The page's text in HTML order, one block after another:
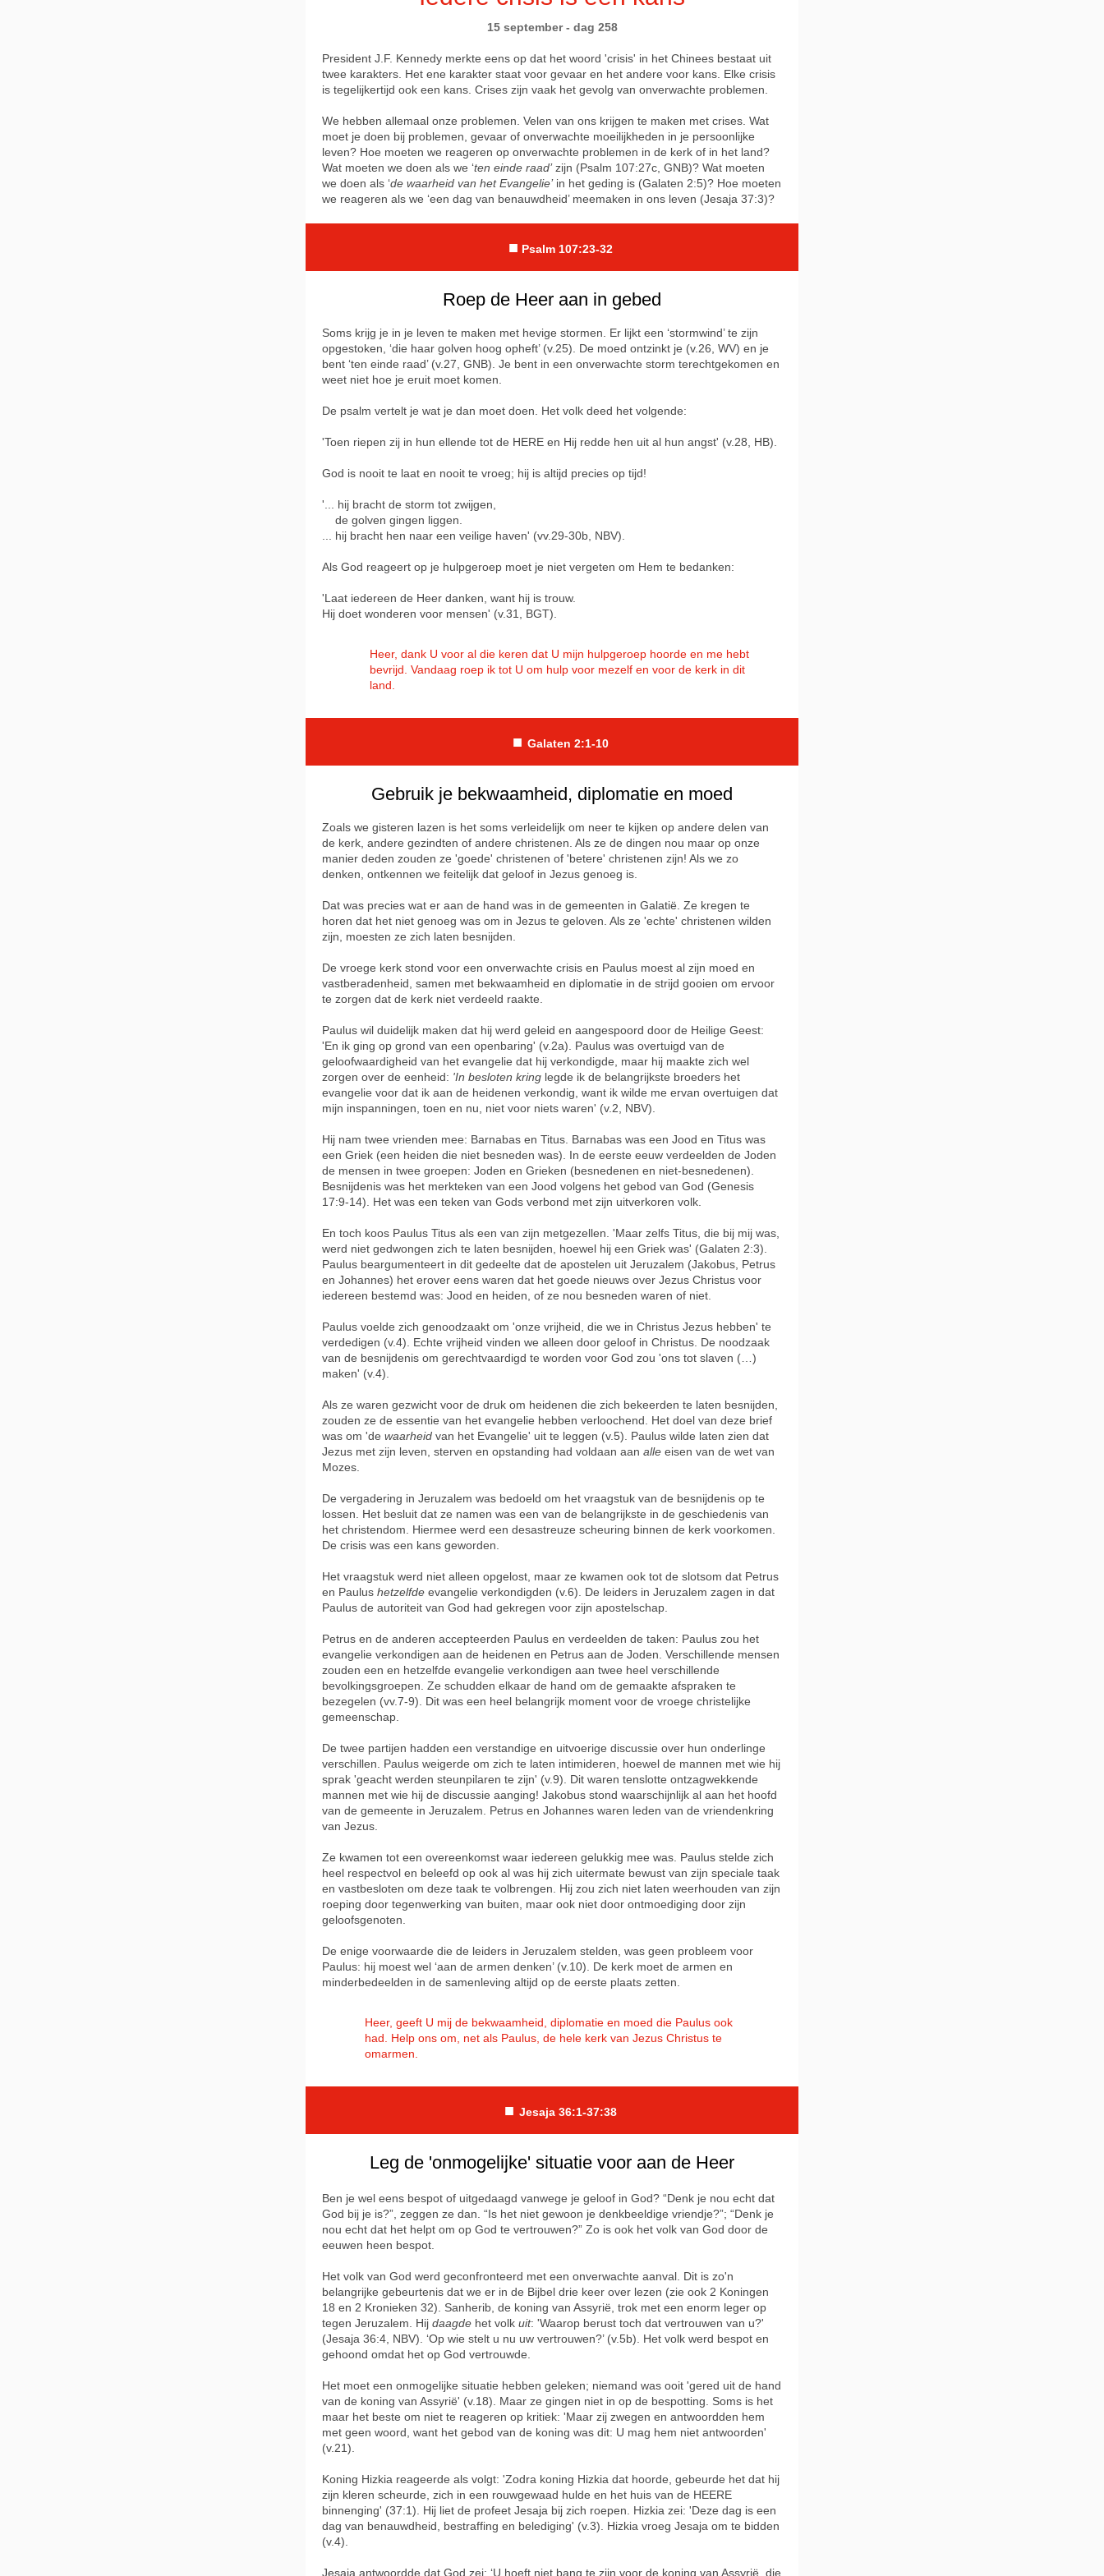
15 september - dag 258
President J.F. Kennedy merkte eens op dat het woord 'crisis' in het Chinees bestaat uit
twee karakters. Het ene karakter staat voor gevaar en het andere voor kans. Elke crisis
is tegelijkertijd ook een kans. Crises zijn vaak het gevolg van onverwachte problemen.
We hebben allemaal onze problemen. Velen van ons krijgen te maken met crises. Wat
moet je doen bij problemen, gevaar of onverwachte moeilijkheden in je persoonlijke
leven? Hoe moeten we reageren op onverwachte problemen in de kerk of in het land?
Wat moeten we doen als we ‘ten einde raad’zijn (Psalm 107:27c, GNB)? Wat moeten
we doen als ‘de waarheid van het Evangelie’in het geding is (Galaten 2:5)? Hoe moeten
we reageren als we ‘een dag van benauwdheid’ meemaken in ons leven (Jesaja 37:3)?
■ Psalm 107:23-32
Roep de Heer aan in gebed
Soms krijg je in je leven te maken met hevige stormen. Er lijkt een ‘stormwind’ te zijn
opgestoken, ‘die haar golven hoog opheft’ (v.25). De moed ontzinkt je (v.26, WV) en je
bent ‘ten einde raad’ (v.27, GNB). Je bent in een onverwachte storm terechtgekomen en
weet niet hoe je eruit moet komen.
De psalm vertelt je wat je dan moet doen. Het volk deed het volgende:
'Toen riepen zij in hun ellende tot de HERE en Hij redde hen uit al hun angst' (v.28, HB).
God is nooit te laat en nooit te vroeg; hij is altijd precies op tijd!
'... hij bracht de storm tot zwijgen,
de golven gingen liggen.
... hij bracht hen naar een veilige haven' (vv.29-30b, NBV).
Als God reageert op je hulpgeroep moet je niet vergeten om Hem te bedanken:
'Laat iedereen de Heer danken, want hij is trouw.
Hij doet wonderen voor mensen' (v.31, BGT).
Heer, dank U voor al die keren dat U mijn hulpgeroep hoorde en me hebt
bevrijd. Vandaag roep ik tot U om hulp voor mezelf en voor de kerk in dit
land.
■ Galaten 2:1-10
Gebruik je bekwaamheid, diplomatie en moed
Zoals we gisteren lazen is het soms verleidelijk om neer te kijken op andere delen van
de kerk, andere gezindten of andere christenen. Als ze de dingen nou maar op onze
manier deden zouden ze 'goede' christenen of 'betere' christenen zijn! Als we zo
denken, ontkennen we feitelijk dat geloof in Jezus genoeg is.
Dat was precies wat er aan de hand was in de gemeenten in Galatië. Ze kregen te
horen dat het niet genoeg was om in Jezus te geloven. Als ze 'echte' christenen wilden
zijn, moesten ze zich laten besnijden.
De vroege kerk stond voor een onverwachte crisis en Paulus moest al zijn moed en
vastberadenheid, samen met bekwaamheid en diplomatie in de strijd gooien om ervoor
te zorgen dat de kerk niet verdeeld raakte.
Paulus wil duidelijk maken dat hij werd geleid en aangespoord door de Heilige Geest:
'En ik ging op grond van een openbaring' (v.2a). Paulus was overtuigd van de
geloofwaardigheid van het evangelie dat hij verkondigde, maar hij maakte zich wel
zorgen over de eenheid: 'In besloten kring legde ik de belangrijkste broeders het
evangelie voor dat ik aan de heidenen verkondig, want ik wilde me ervan overtuigen dat
mijn inspanningen, toen en nu, niet voor niets waren' (v.2, NBV).
Hij nam twee vrienden mee: Barnabas en Titus. Barnabas was een Jood en Titus was
een Griek (een heiden die niet besneden was). In de eerste eeuw verdeelden de Joden
de mensen in twee groepen: Joden en Grieken (besnedenen en niet-besnedenen).
Besnijdenis was het merkteken van een Jood volgens het gebod van God (Genesis
17:9-14). Het was een teken van Gods verbond met zijn uitverkoren volk.
En toch koos Paulus Titus als een van zijn metgezellen. 'Maar zelfs Titus, die bij mij was,
werd niet gedwongen zich te laten besnijden, hoewel hij een Griek was' (Galaten 2:3).
Paulus beargumenteert in dit gedeelte dat de apostelen uit Jeruzalem (Jakobus, Petrus
en Johannes) het erover eens waren dat het goede nieuws over Jezus Christus voor
iedereen bestemd was: Jood en heiden, of ze nou besneden waren of niet.
Paulus voelde zich genoodzaakt om 'onze vrijheid, die we in Christus Jezus hebben' te
verdedigen (v.4). Echte vrijheid vinden we alleen door geloof in Christus. De noodzaak
van de besnijdenis om gerechtvaardigd te worden voor God zou 'ons tot slaven (…)
maken' (v.4).
Als ze waren gezwicht voor de druk om heidenen die zich bekeerden te laten besnijden,
zouden ze de essentie van het evangelie hebben verloochend. Het doel van deze brief
was om 'de waarheid van het Evangelie' uit te leggen (v.5). Paulus wilde laten zien dat
Jezus met zijn leven, sterven en opstanding had voldaan aan alle eisen van de wet van
Mozes.
De vergadering in Jeruzalem was bedoeld om het vraagstuk van de besnijdenis op te
lossen. Het besluit dat ze namen was een van de belangrijkste in de geschiedenis van
het christendom. Hiermee werd een desastreuze scheuring binnen de kerk voorkomen.
De crisis was een kans geworden.
Het vraagstuk werd niet alleen opgelost, maar ze kwamen ook tot de slotsom dat Petrus
en Paulus hetzelfde evangelie verkondigden (v.6). De leiders in Jeruzalem zagen in dat
Paulus de autoriteit van God had gekregen voor zijn apostelschap.
Petrus en de anderen accepteerden Paulus en verdeelden de taken: Paulus zou het
evangelie verkondigen aan de heidenen en Petrus aan de Joden. Verschillende mensen
zouden een en hetzelfde evangelie verkondigen aan twee heel verschillende
bevolkingsgroepen. Ze schudden elkaar de hand om de gemaakte afspraken te
bezegelen (vv.7-9). Dit was een heel belangrijk moment voor de vroege christelijke
gemeenschap.
De twee partijen hadden een verstandige en uitvoerige discussie over hun onderlinge
verschillen. Paulus weigerde om zich te laten intimideren, hoewel de mannen met wie hij
sprak 'geacht werden steunpilaren te zijn' (v.9). Dit waren tenslotte ontzagwekkende
mannen met wie hij de discussie aanging! Jakobus stond waarschijnlijk al aan het hoofd
van de gemeente in Jeruzalem. Petrus en Johannes waren leden van de vriendenkring
van Jezus.
Ze kwamen tot een overeenkomst waar iedereen gelukkig mee was. Paulus stelde zich
heel respectvol en beleefd op ook al was hij zich uitermate bewust van zijn speciale taak
en vastbesloten om deze taak te volbrengen. Hij zou zich niet laten weerhouden van zijn
roeping door tegenwerking van buiten, maar ook niet door ontmoediging door zijn
geloofsgenoten.
De enige voorwaarde die de leiders in Jeruzalem stelden, was geen probleem voor
Paulus: hij moest wel ‘aan de armen denken’ (v.10). De kerk moet de armen en
minderbedeelden in de samenleving altijd op de eerste plaats zetten.
Heer, geeft U mij de bekwaamheid, diplomatie en moed die Paulus ook
had. Help ons om, net als Paulus, de hele kerk van Jezus Christus te
omarmen.
■ Jesaja 36:1-37:38
Leg de 'onmogelijke' situatie voor aan de Heer
Ben je wel eens bespot of uitgedaagd vanwege je geloof in God? “Denk je nou echt dat
God bij je is?”, zeggen ze dan. “Is het niet gewoon je denkbeeldige vriendje?”; “Denk je
nou echt dat het helpt om op God te vertrouwen?” Zo is ook het volk van God door de
eeuwen heen bespot.
Het volk van God werd geconfronteerd met een onverwachte aanval. Dit is zo'n
belangrijke gebeurtenis dat we er in de Bijbel drie keer over lezen (zie ook 2 Koningen
18 en 2 Kronieken 32). Sanherib, de koning van Assyrië, trok met een enorm leger op
tegen Jeruzalem. Hij daagde het volk uit: 'Waarop berust toch dat vertrouwen van u?'
(Jesaja 36:4, NBV). ‘Op wie stelt u nu uw vertrouwen?’ (v.5b). Het volk werd bespot en
gehoond omdat het op God vertrouwde.
Het moet een onmogelijke situatie hebben geleken; niemand was ooit 'gered uit de hand
van de koning van Assyrië' (v.18). Maar ze gingen niet in op de bespotting. Soms is het
maar het beste om niet te reageren op kritiek: 'Maar zij zwegen en antwoordden hem
met geen woord, want het gebod van de koning was dit: U mag hem niet antwoorden'
(v.21).
Koning Hizkia reageerde als volgt: 'Zodra koning Hizkia dat hoorde, gebeurde het dat hij
zijn kleren scheurde, zich in een rouwgewaad hulde en het huis van de HEERE
binnenging' (37:1). Hij liet de profeet Jesaja bij zich roepen. Hizkia zei: 'Deze dag is een
dag van benauwdheid, bestraffing en belediging' (v.3). Hizkia vroeg Jesaja om te bidden
(v.4).
Jesaja antwoordde dat God zei: ‘U hoeft niet bang te zijn voor de koning van Assyrië, die